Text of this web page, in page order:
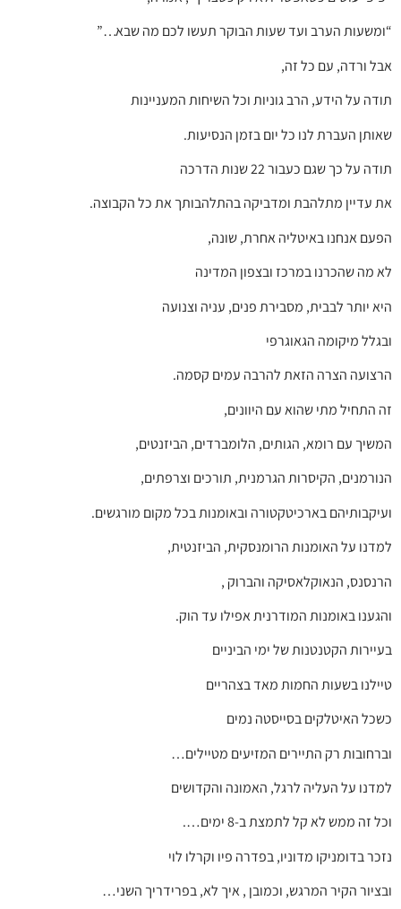
“ומשעות הערב ועד שעות הבוקר תעשו לכם מה שבא…”
אבל ורדה, עם כל זה,
תודה על הידע, הרב גוניות וכל השיחות המעניינות
שאותן העברת לנו כל יום בזמן הנסיעות.
תודה על כך שגם כעבור 22 שנות הדרכה
את עדיין מתלהבת ומדביקה בהתלהבותך את כל הקבוצה.
הפעם אנחנו באיטליה אחרת, שונה,
לא מה שהכרנו במרכז ובצפון המדינה
היא יותר לבבית, מסבירת פנים, עניה וצנועה
ובגלל מיקומה הגאוגרפי
הרצועה הצרה הזאת להרבה עמים קסמה.
זה התחיל מתי שהוא עם היוונים,
המשיך עם רומא, הגותים, הלומברדים, הביזנטים,
הנורמנים, הקיסרות הגרמנית, תורכים וצרפתים,
ועיקבותיהם בארכיטקטורה ובאומנות בכל מקום מורגשים.
למדנו על האומנות הרומנסקית, הביזנטית,
הרנסנס, הנאוקלאסיקה והברוק ,
והגענו באומנות המודרנית אפילו עד הוק.
בעיירות הקטנטנות של ימי הביניים
טיילנו בשעות החמות מאד בצהריים
כשכל האיטלקים בסייסטה נמים
וברחובות רק התיירים המזיעים מטיילים…
למדנו על העליה לרגל, האמונה והקדושים
וכל זה ממש לא קל לתמצת ב-8 ימים….
נזכר בדומניקו מדוניו, בפדרה פיו וקרלו לוי
ובציור הקיר המרגש, וכמובן , איך לא, בפרידריך השני…